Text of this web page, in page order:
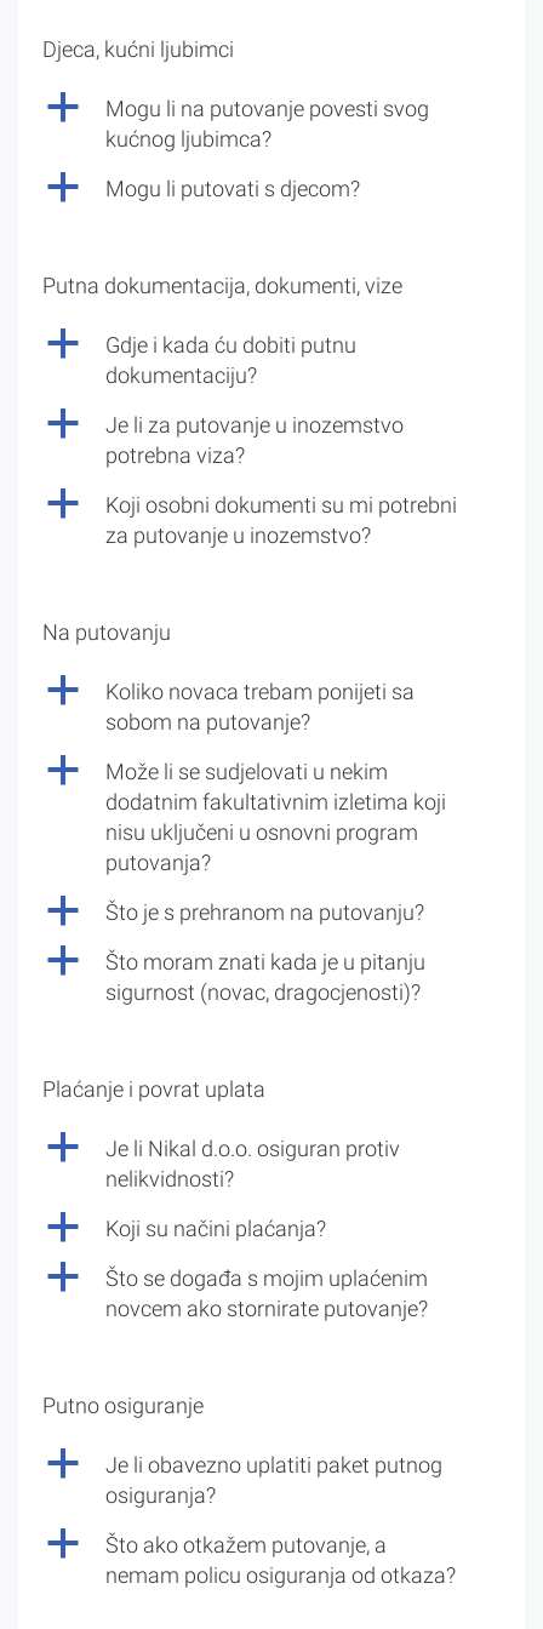
Djeca, kućni ljubimci
a
Mogu li na putovanje povesti svog
kućnog ljubimca?
a Mogu li putovati s djecom?
Putna dokumentacija, dokumenti, vize
a
Gdje i kada ću dobiti putnu
dokumentaciju?
a
Je li za putovanje u inozemstvo
potrebna viza?
a
Koji osobni dokumenti su mi potrebni
za putovanje u inozemstvo?
Na putovanju
a
Koliko novaca trebam ponijeti sa
sobom na putovanje?
a
Može li se sudjelovati u nekim
dodatnim fakultativnim izletima koji
nisu uključeni u osnovni program
putovanja?
a Što je s prehranom na putovanju?
a
Što moram znati kada je u pitanju
sigurnost (novac, dragocjenosti)?
Plaćanje i povrat uplata
a
Je li Nikal d.o.o. osiguran protiv
nelikvidnosti?
a Koji su načini plaćanja?
a
Što se događa s mojim uplaćenim
novcem ako stornirate putovanje?
Putno osiguranje
a
Je li obavezno uplatiti paket putnog
osiguranja?
a
Što ako otkažem putovanje, a
nemam policu osiguranja od otkaza?